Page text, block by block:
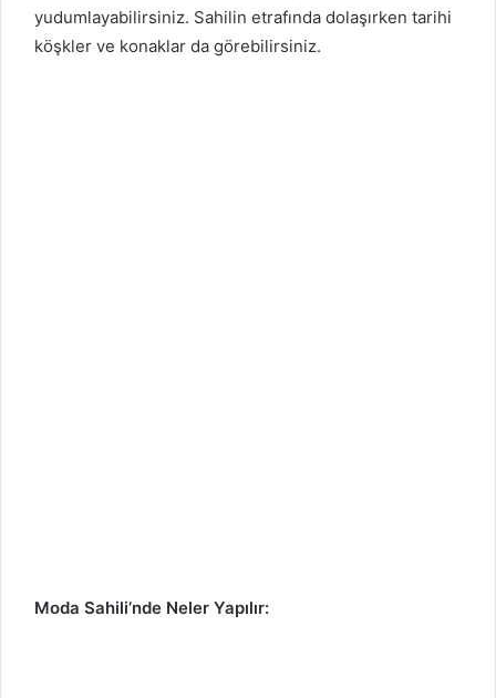
yudumlayabilirsiniz. Sahilin etrafında dolaşırken tarihi
köşkler ve konaklar da görebilirsiniz.
Moda Sahili’nde Neler Yapılır: